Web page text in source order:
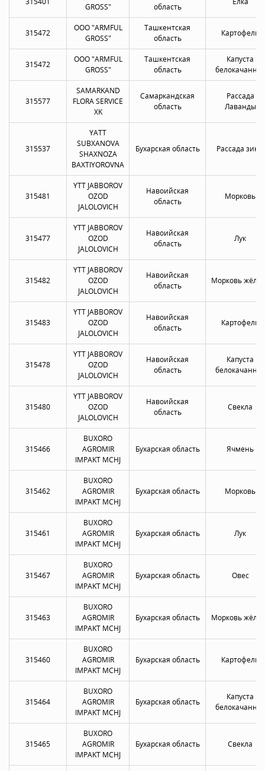
GROSS"
область
315472
OOO "ARMFUL
GROSS"
Ташкентская
область
Картофель
315472
OOO "ARMFUL
GROSS"
Ташкентская
область
Капуста
белокачанная
315577
SAMARKAND
FLORA SERVICE
XK
Самаркандская
область
Рассада
Лаванды
315537
YATT
SUBXANOVA
SHAXNOZA
BAXTIYOROVNA
Бухарская область Рассада зины
315481
YTT JABBOROV
OZOD
JALOLOVICH
Навоийская
область
Морковь
315477
YTT JABBOROV
OZOD
JALOLOVICH
Навоийская
область
Лук
315482
YTT JABBOROV
OZOD
JALOLOVICH
Навоийская
область
Морковь
315483
YTT JABBOROV
OZOD
JALOLOVICH
Навоийская
область
Картофель
315478
YTT JABBOROV
OZOD
JALOLOVICH
Навоийская
область
Капуста
белокачанная
315480
YTT JABBOROV
OZOD
JALOLOVICH
Навоийская
область
Свекла
315466
BUXORO
AGROMIR
IMPAKT MCHJ
Бухарская область Ячмень
315462
BUXORO
AGROMIR
IMPAKT MCHJ
Бухарская область Морковь
315461
BUXORO
AGROMIR
IMPAKT MCHJ
Бухарская область Лук
315467
BUXORO
AGROMIR
IMPAKT MCHJ
Бухарская область Овес
315463
BUXORO
AGROMIR
IMPAKT MCHJ
Бухарская область Морковь
315460
BUXORO
AGROMIR
IMPAKT MCHJ
Бухарская область Картофель
315464
BUXORO
AGROMIR
IMPAKT MCHJ
Бухарская область
Капуста
белокачанная
315465
BUXORO
AGROMIR
IMPAKT MCHJ
Бухарская область Свекла